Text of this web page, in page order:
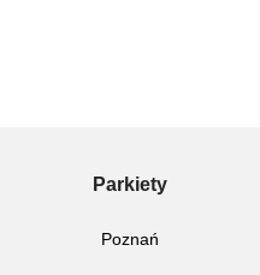
Parkiety
Poznań